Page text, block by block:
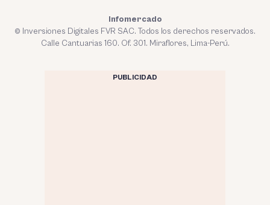
Infomercado
© Inversiones Digitales FVR SAC. Todos los derechos reservados.
Calle Cantuarias 160. Of. 301. Miraflores, Lima-Perú.
PUBLICIDAD